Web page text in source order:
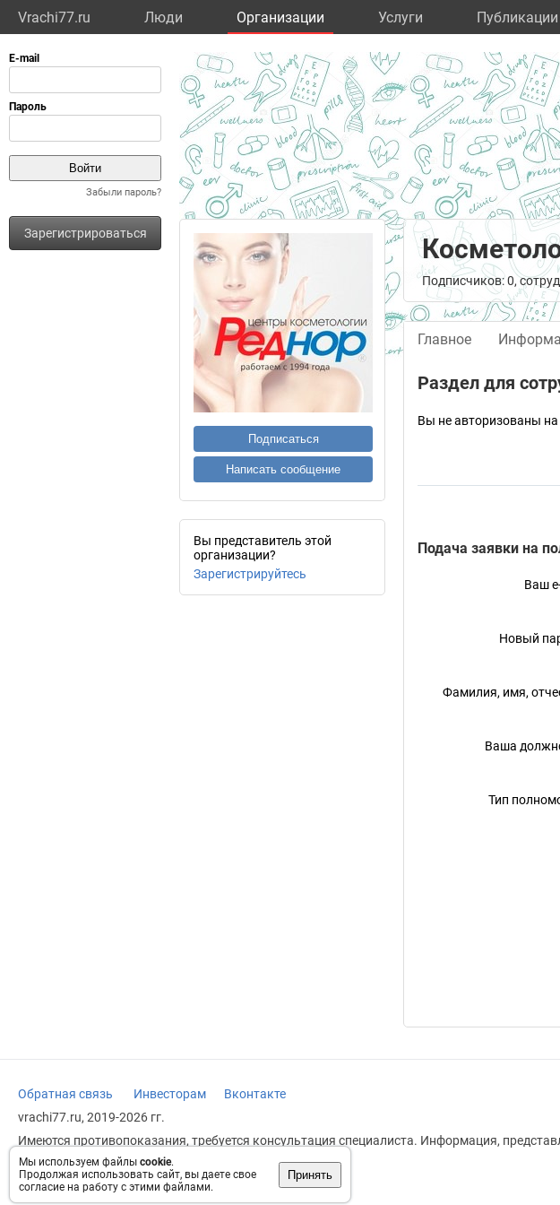
Vrachi77.ru Люди Организации Услуги Публикации
Забыли пароль?
Зарегистрироваться
Мы используем файлы cookie.
Продолжая использовать сайт, вы даете свое
согласие на работу с этими файлами.
Принять
Подписаться
Написать сообщение
Вы представитель этой
организации?
Зарегистрируйтесь
Подписчиков: 0,
Главное
Раздел для
Вы не авторизованы на
Подача заявки на
Ваш
Новый
Фамилия, имя,
Ваша
Тип
Обратная связь Инвесторам
Вконтакте
vrachi77.ru, 2019-2026 гг.
Имеются противопоказания, требуется консультация специалиста. Информация,
заменяет прием врача.
Возрастное ограничение: 18+